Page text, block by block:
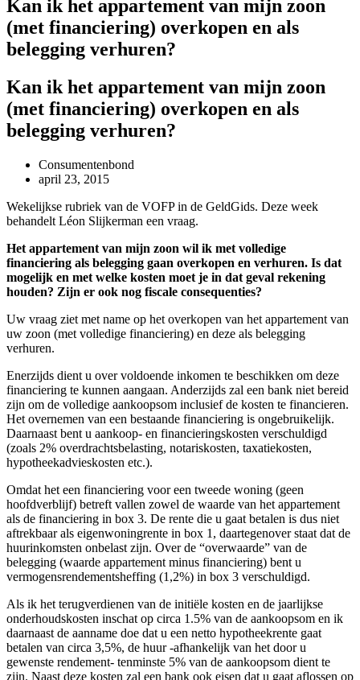
Kan ik het appartement van mijn zoon
(met financiering) overkopen en als
belegging verhuren?
Kan ik het appartement van mijn zoon
(met financiering) overkopen en als
belegging verhuren?
Consumentenbond
april 23, 2015
Wekelijkse rubriek van de VOFP in de GeldGids. Deze week
behandelt Léon Slijkerman een vraag.
Het appartement van mijn zoon wil ik met volledige
financiering als belegging gaan overkopen en verhuren. Is dat
mogelijk en met welke kosten moet je in dat geval rekening
houden? Zijn er ook nog fiscale consequenties?
Uw vraag ziet met name op het overkopen van het appartement van
uw zoon (met volledige financiering) en deze als belegging
verhuren.
Enerzijds dient u over voldoende inkomen te beschikken om deze
financiering te kunnen aangaan. Anderzijds zal een bank niet bereid
zijn om de volledige aankoopsom inclusief de kosten te financieren.
Het overnemen van een bestaande financiering is ongebruikelijk.
Daarnaast bent u aankoop- en financieringskosten verschuldigd
(zoals 2% overdrachtsbelasting, notariskosten, taxatiekosten,
hypotheekadvieskosten etc.).
Omdat het een financiering voor een tweede woning (geen
hoofdverblijf) betreft vallen zowel de waarde van het appartement
als de financiering in box 3. De rente die u gaat betalen is dus niet
aftrekbaar als eigenwoningrente in box 1, daartegenover staat dat de
huurinkomsten onbelast zijn. Over de “overwaarde” van de
belegging (waarde appartement minus financiering) bent u
vermogensrendementsheffing (1,2%) in box 3 verschuldigd.
Als ik het terugverdienen van de initiële kosten en de jaarlijkse
onderhoudskosten inschat op circa 1.5% van de aankoopsom en ik
daarnaast de aanname doe dat u een netto hypotheekrente gaat
betalen van circa 3,5%, de huur -afhankelijk van het door u
gewenste rendement- tenminste 5% van de aankoopsom dient te
zijn. Naast deze kosten zal een bank ook eisen dat u gaat aflossen op